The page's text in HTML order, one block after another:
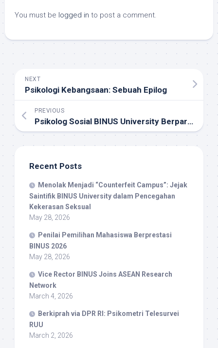
You must be logged in to post a comment.
NEXT
Psikologi Kebangsaan: Sebuah Epilog
PREVIOUS
Psikolog Sosial BINUS University Berpartisipasi Dalam Rapat Kerja I HIMPSI
Recent Posts
Menolak Menjadi “Counterfeit Campus”: Jejak
Saintifik BINUS University dalam Pencegahan
Kekerasan Seksual
May 28, 2026
Penilai Pemilihan Mahasiswa Berprestasi
BINUS 2026
May 28, 2026
Vice Rector BINUS Joins ASEAN Research
Network
March 4, 2026
Berkiprah via DPR RI: Psikometri Telesurvei
RUU
March 2, 2026